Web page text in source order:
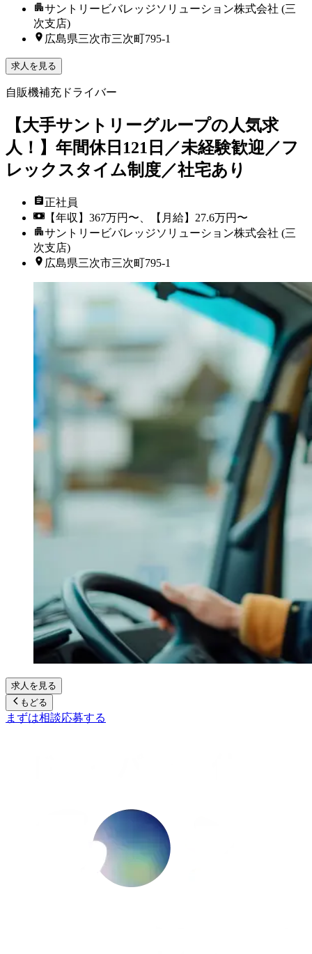
サントリービバレッジソリューション株式会社 (三
次支店)
広島県三次市三次町795-1
求人を見る
自販機補充ドライバー
【大手サントリーグループの人気求
人！】年間休日121日／未経験歓迎／フ
レックスタイム制度／社宅あり
正社員
【年収】367万円〜、【月給】27.6万円〜
サントリービバレッジソリューション株式会社 (三
次支店)
広島県三次市三次町795-1
求人を見る
もどる
まずは相談応募する